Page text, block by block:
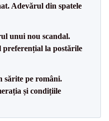
Adevărul din spatele
unui nou scandal.
la postările
sărite pe români.
și condițiile